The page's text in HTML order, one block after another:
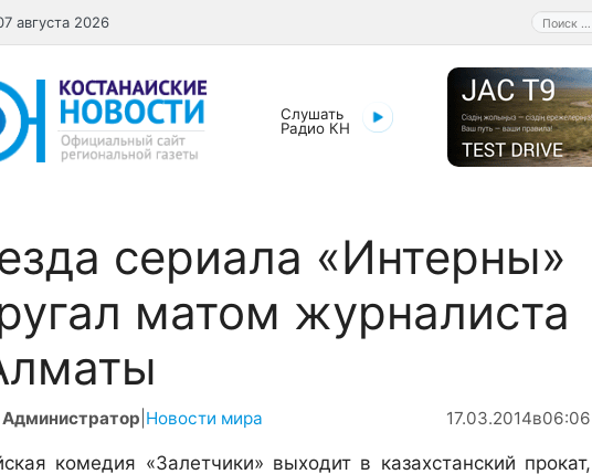
Поиск:
августа 2026
Слушать
Радио КН
сериала «Интерны»
матом журналиста
Новости мира 17.03.2014в06:06
комедия «Залетчики» выходит в казахстанский прокат,